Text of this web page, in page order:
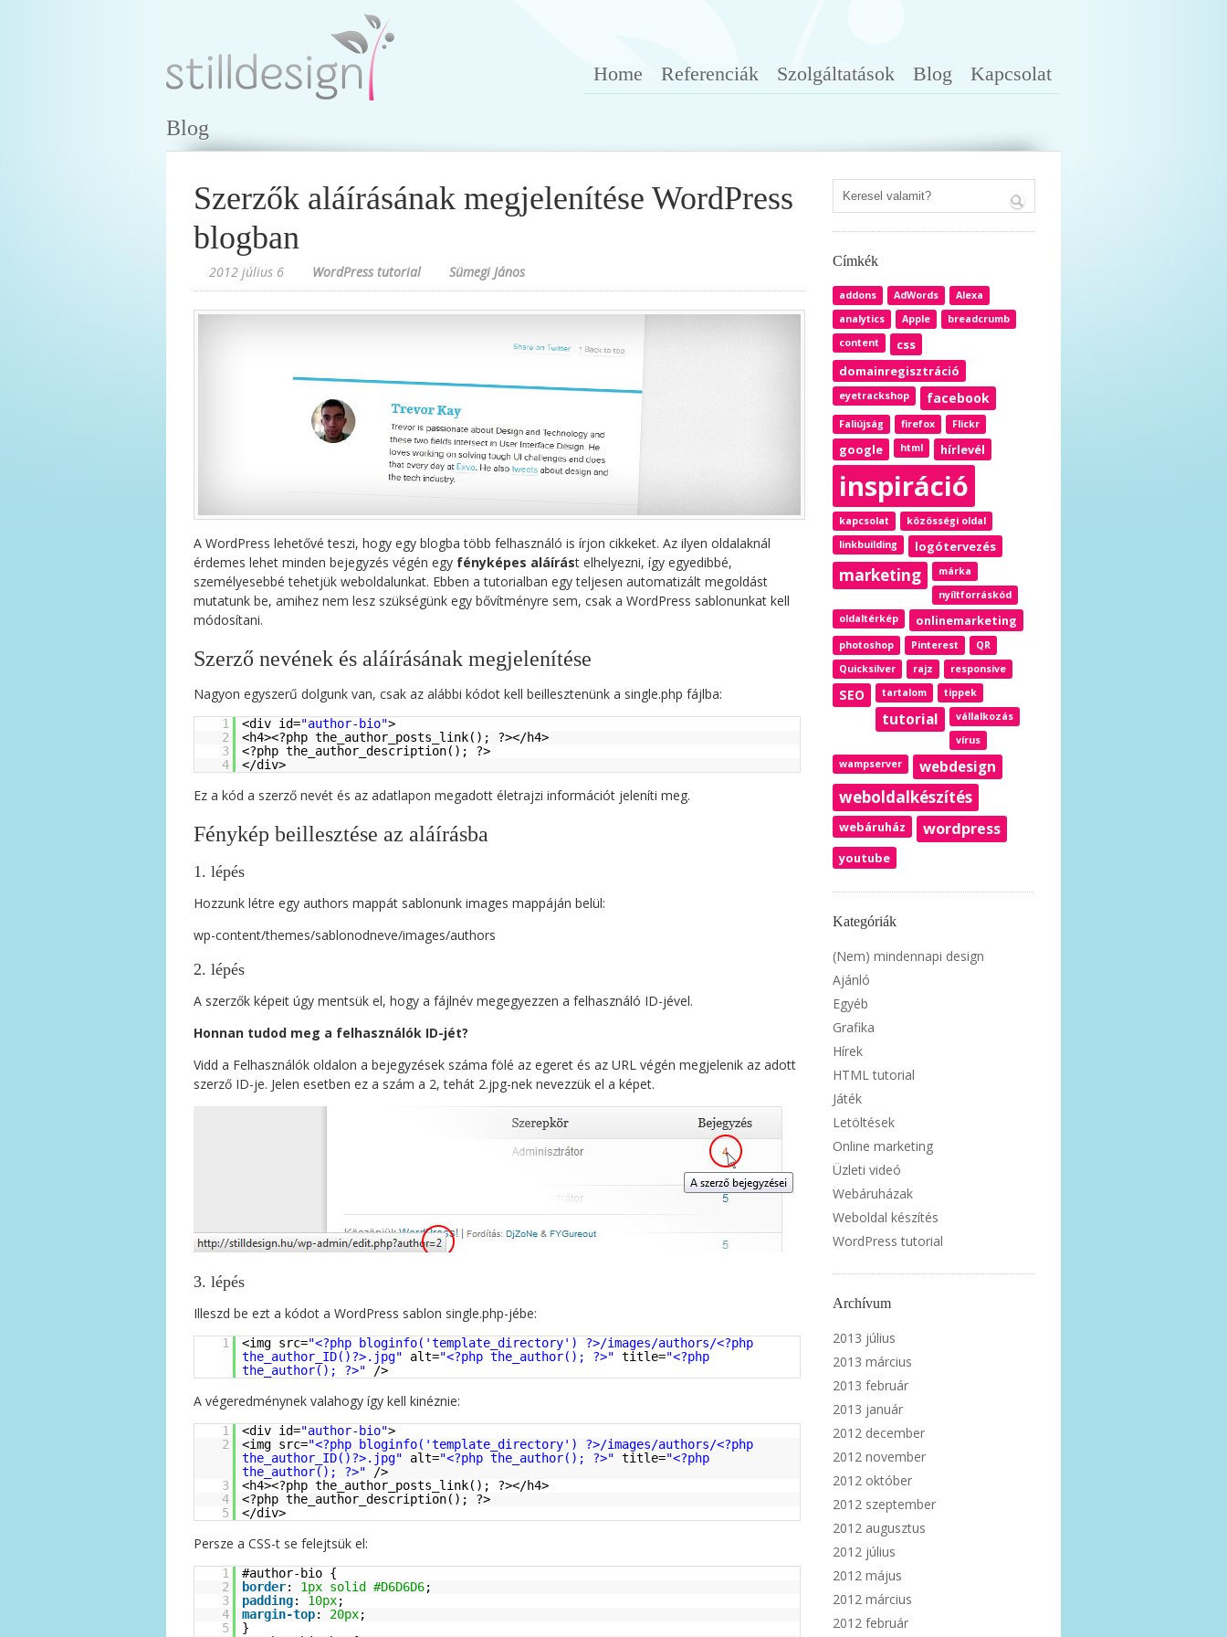
Home Referenciák Szolgáltatások Blog Kapcsolat
Blog
Szerzők aláírásának megjelenítése WordPress
blogban
2012 július 6 WordPress tutorial Sümegi János
A WordPress lehetővé teszi, hogy egy blogba több felhasználó is írjon cikkeket. Az ilyen oldalaknál
érdemes lehet minden bejegyzés végén egy fényképes aláírást elhelyezni, így egyedibbé,
személyesebbé tehetjük weboldalunkat. Ebben a tutorialban egy teljesen automatizált megoldást
mutatunk be, amihez nem lesz szükségünk egy bővítményre sem, csak a WordPress sablonunkat kell
módosítani.
Szerző nevének és aláírásának megjelenítése
Nagyon egyszerű dolgunk van, csak az alábbi kódot kell beillesztenünk a single.php fájlba:
1 <div id="author-bio">
2
<h4><?php the_author_posts_link(); ?></h4>
3
<?php the_author_description(); ?>
4
</div>
Ez a kód a szerző nevét és az adatlapon megadott életrajzi információt jeleníti meg.
Fénykép beillesztése az aláírásba
1. lépés
Hozzunk létre egy authors mappát sablonunk images mappáján belül:
wp-content/themes/sablonodneve/images/authors
2. lépés
A szerzők képeit úgy mentsük el, hogy a fájlnév megegyezzen a felhasználó ID-jével.
Honnan tudod meg a felhasználók ID-jét?
Vidd a Felhasználók oldalon a bejegyzések száma fölé az egeret és az URL végén megjelenik az adott
szerző ID-je. Jelen esetben ez a szám a 2, tehát 2.jpg-nek nevezzük el a képet.
3. lépés
Illeszd be ezt a kódot a WordPress sablon single.php-jébe:
1 <img src="<?php bloginfo('template_directory') ?>/images/authors/<?php
the_author_ID()?>.jpg"
alt="<?php the_author(); ?>" title="<?php
the_author(); ?>"
/>
A végeredménynek valahogy így kell kinéznie:
1 <div id="author-bio">
2
<img src="<?php bloginfo('template_directory') ?>/images/authors/<?php
the_author_ID()?>.jpg"
alt="<?php the_author(); ?>" title="<?php
the_author(); ?>"
/>
3
<h4><?php the_author_posts_link(); ?></h4>
4
<?php the_author_description(); ?>
5
</div>
Persze a CSS-t se felejtsük el:
1
#author-bio {
2
border: 1px solid #D6D6D6;
3
padding: 10px;
4
margin-top: 20px;
5
}
Címkék
addons AdWords
Alexa
analytics
Apple
breadcrumb
content
css
domainregisztráció
eyetrackshop facebook
Faliújság firefox Flickr
google html hírlevél
inspiráció
kapcsolat
közösségi oldal
linkbuilding
logótervezés
marketing
márka
nyíltforráskód
oldaltérkép
onlinemarketing
photoshop Pinterest
QR
Quicksilver
rajz responsive
SEO tartalom tippek
tutorial
vállalkozás
vírus
wampserver
webdesign
weboldalkészítés
webáruház wordpress
youtube
Kategóriák
(Nem) mindennapi design
Ajánló
Egyéb
Grafika
Hírek
HTML tutorial
Játék
Letöltések
Online marketing
Üzleti videó
Webáruházak
Weboldal készítés
WordPress tutorial
Archívum
2013 július
2013 március
2013 február
2013 január
2012 december
2012 november
2012 október
2012 szeptember
2012 augusztus
2012 július
2012 május
2012 március
2012 február